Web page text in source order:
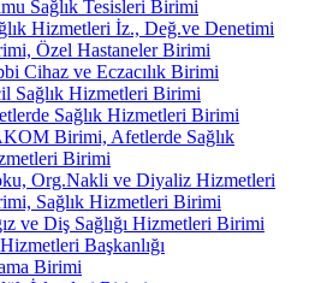
Sağlık Tesisleri Birimi
Hizmetleri İz., Değ.ve Denetimi
Özel Hastaneler Birimi
Cihaz ve Eczacılık Birimi
Sağlık Hizmetleri Birimi
Sağlık Hizmetleri Birimi
Birimi, Afetlerde Sağlık
Birimi
Org.Nakli ve Diyaliz Hizmetleri
Sağlık Hizmetleri Birimi
ve Diş Sağlığı Hizmetleri Birimi
Başkanlığı
Birimi